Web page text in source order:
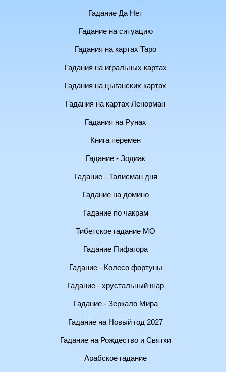
Гадание Да Нет
Гадание на ситуацию
Гадания на картах Таро
Гадания на игральных картах
Гадания на цыганских картах
Гадания на картах Ленорман
Гадания на Рунах
Книга перемен
Гадание - Зодиак
Гадание - Талисман дня
Гадание на домино
Гадание по чакрам
Тибетское гадание МО
Гадание Пифагора
Гадание - Колесо фортуны
Гадание - хрустальный шар
Гадание - Зеркало Мира
Гадание на Новый год 2027
Гадание на Рождество и Святки
Арабское гадание